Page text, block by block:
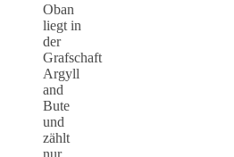
Oban
liegt in
der
Grafschaft
Argyll
and
Bute
und
zählt
nur